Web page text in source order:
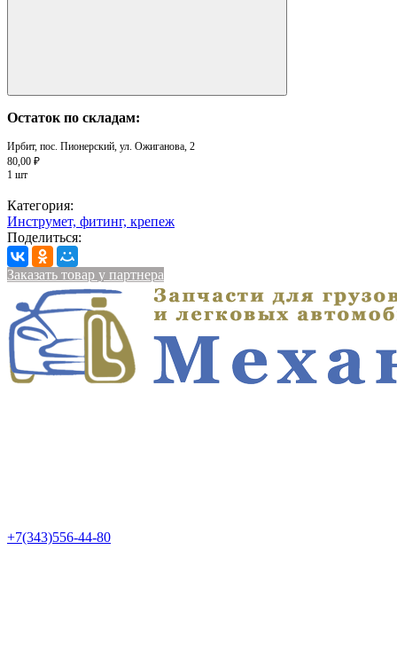
Остаток по складам:
Ирбит, пос. Пионерский, ул. Ожиганова, 2
80,00 ₽
1 шт
Категория:
Инструмет, фитинг, крепеж
Поделиться:
Заказать товар у партнера
+7(343)556-44-80